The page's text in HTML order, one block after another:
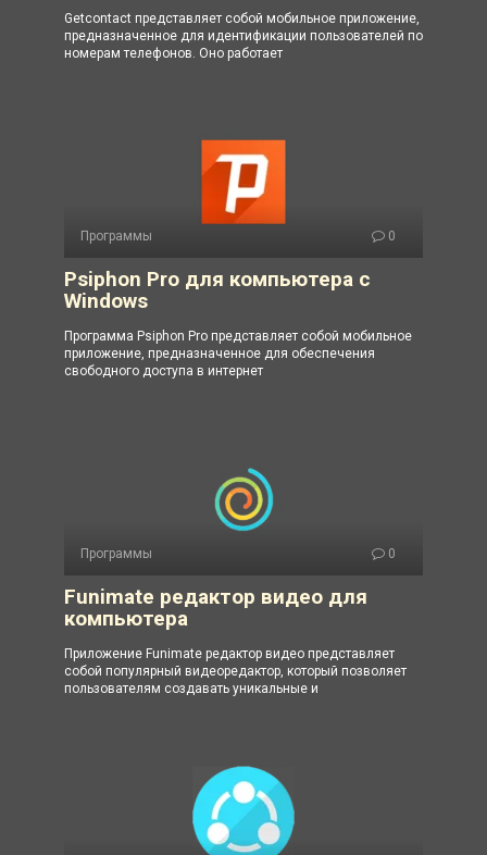
Getcontact представляет собой мобильное приложение,
предназначенное для идентификации пользователей по
номерам телефонов. Оно работает
Программы 0
Psiphon Pro для компьютера с
Windows
Программа Psiphon Pro представляет собой мобильное
приложение, предназначенное для обеспечения
свободного доступа в интернет
Программы 0
Funimate редактор видео для
компьютера
Приложение Funimate редактор видео представляет
собой популярный видеоредактор, который позволяет
пользователям создавать уникальные и